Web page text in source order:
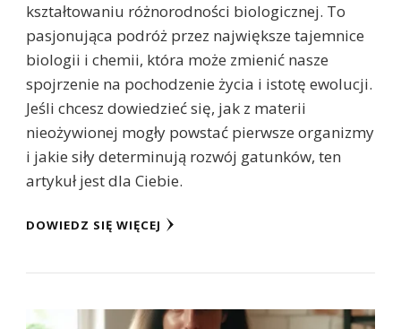
kształtowaniu różnorodności biologicznej. To
pasjonująca podróż przez największe tajemnice
biologii i chemii, która może zmienić nasze
spojrzenie na pochodzenie życia i istotę ewolucji.
Jeśli chcesz dowiedzieć się, jak z materii
nieożywionej mogły powstać pierwsze organizmy
i jakie siły determinują rozwój gatunków, ten
artykuł jest dla Ciebie.
DOWIEDZ SIĘ WIĘCEJ